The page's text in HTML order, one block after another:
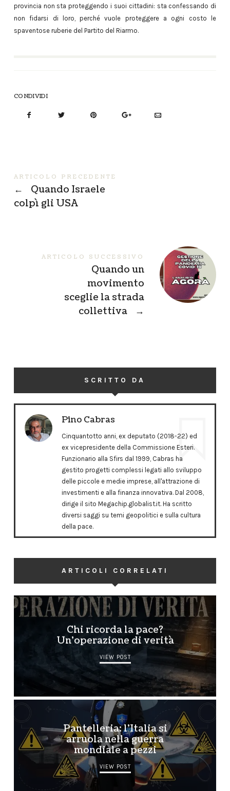
provincia non sta proteggendo i suoi cittadini: sta confessando di
non fidarsi di loro, perché vuole proteggere a ogni costo le
spaventose ruberie del Partito del Riarmo.
CONDIVIDI
ARTICOLO PRECEDENTE
←
Quando Israele
colpì gli USA
ARTICOLO SUCCESSIVO
Quando un
movimento
sceglie la strada
collettiva
→
SCRITTO DA
Pino Cabras
Cinquantotto anni, ex deputato (2018-22) ed
ex vicepresidente della Commissione Esteri.
Funzionario alla Sfirs dal 1999, Cabras ha
gestito progetti complessi legati allo sviluppo
delle piccole e medie imprese, all'attrazione di
investimenti e alla finanza innovativa. Dal 2008,
dirige il sito Megachip.globalist.it. Ha scritto
diversi saggi su temi geopolitici e sulla cultura
della pace.
ARTICOLI CORRELATI
Chi ricorda la pace?
Un’operazione di verità
VIEW POST
Pantelleria: l’Italia si
arruola nella guerra
mondiale a pezzi
VIEW POST